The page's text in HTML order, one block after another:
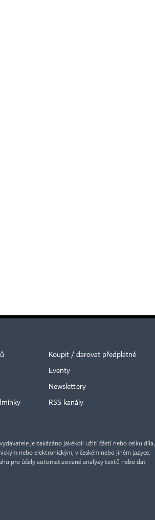
Koupit / darovat předplatné
Eventy
Newslettery
RSS kanály
je zakázáno jakékoli užití částí nebo celku díla,
nebo elektronickým, v českém nebo jiném jazyce.
pro účely automatizované analýzy textů nebo dat